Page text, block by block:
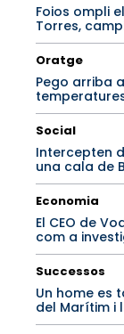
Foios ompli
Torres,
Oratge
Pego arriba
Social
Intercepten
una cala de
Economia
El CEO de
com a
Successos
Un home es
del Marítim i